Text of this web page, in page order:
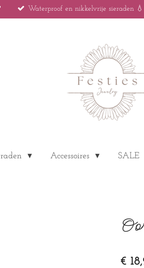
Waterproof en nikkelvrije sieraden 💧
Accessoires SALE
€